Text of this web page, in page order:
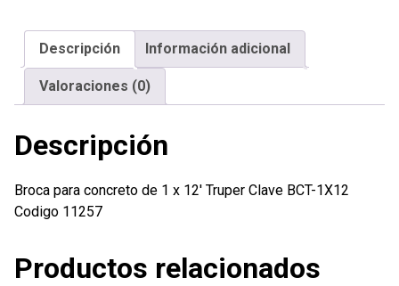
Truper
cantidad
Descripción Información adicional
Valoraciones (0)
Descripción
Broca para concreto de 1 x 12′ Truper Clave BCT-1X12
Codigo 11257
Productos relacionados